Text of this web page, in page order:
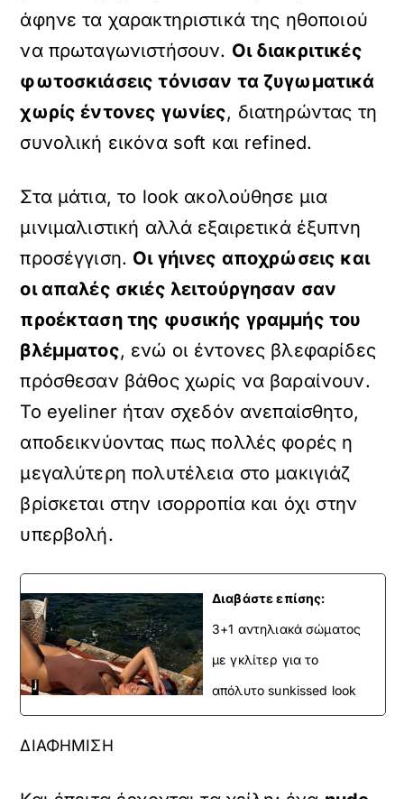
άφηνε τα χαρακτηριστικά της ηθοποιού
να πρωταγωνιστήσουν. Οι διακριτικές
φωτοσκιάσεις τόνισαν τα ζυγωματικά
χωρίς έντονες γωνίες, διατηρώντας τη
συνολική εικόνα soft και refined.
Στα μάτια, το look ακολούθησε μια
μινιμαλιστική αλλά εξαιρετικά έξυπνη
προσέγγιση. Οι γήινες αποχρώσεις και
οι απαλές σκιές λειτούργησαν σαν
προέκταση της φυσικής γραμμής του
βλέμματος, ενώ οι έντονες βλεφαρίδες
πρόσθεσαν βάθος χωρίς να βαραίνουν.
Το eyeliner ήταν σχεδόν ανεπαίσθητο,
αποδεικνύοντας πως πολλές φορές η
μεγαλύτερη πολυτέλεια στο μακιγιάζ
βρίσκεται στην ισορροπία και όχι στην
υπερβολή.
Διαβάστε επίσης:
3+1 αντηλιακά σώματος
με γκλίτερ για το
απόλυτο sunkissed look
ΔΙΑΦΗΜΙΣΗ